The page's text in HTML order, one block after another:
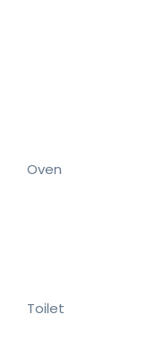
Oven
Toilet